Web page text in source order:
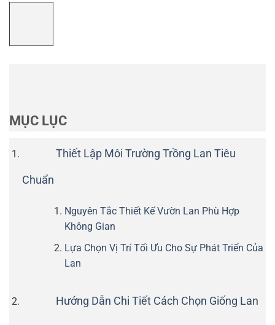
MỤC LỤC
Thiết Lập Môi Trường Trồng Lan Tiêu
Chuẩn
Nguyên Tắc Thiết Kế Vườn Lan Phù Hợp
Không Gian
Lựa Chọn Vị Trí Tối Ưu Cho Sự Phát Triển Của
Lan
Hướng Dẫn Chi Tiết Cách Chọn Giống Lan